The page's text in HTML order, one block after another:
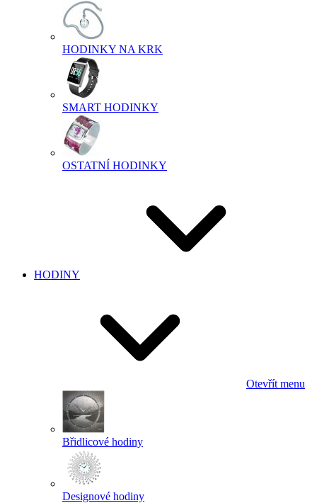
HODINKY NA KRK
SMART HODINKY
OSTATNÍ HODINKY
HODINY
Otevřít menu
Břidlicové hodiny
Designové hodiny